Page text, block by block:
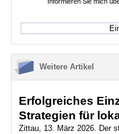
Weitere Artikel
Erfolgreiches
Strategien für
Zittau, 13. März 2026. Der